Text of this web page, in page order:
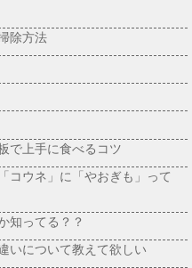
除方法
で上手に食べるコツ
コウネ」に「やおぎも」って
知ってる？？
いについて教えて欲しい